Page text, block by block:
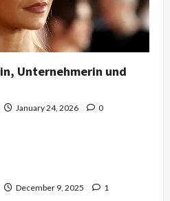
Unternehmerin und
January 24, 2026 0
December 9, 2025 1